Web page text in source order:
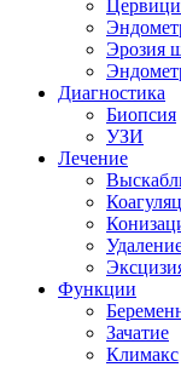
Эрозия
Диагностика
Биопсия
УЗИ
Лечение
Функции
Зачатие
Климакс